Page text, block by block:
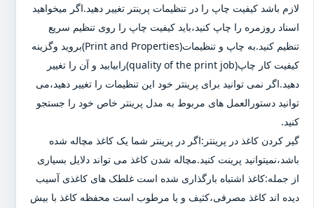
لازم باشد کیفیت چاپ را در تنظیمات پرینتر تغییر دهید.اگر میخواهید
اسناد روزمره را چاپ کنید،باید کیفیت چاپ را روی تنظیم سریع
تنظیم کنید.به چاپ و تنظیمات(Print and Properties)بروید وگزینه
کیفیت کار چاپ(quality of the print job)رابیابید و آن را تغییر
دهید.اگر نمی توانید برای پرینتر خود این تنظیمات را تغییر دهید،می
توانید دستورالعمل های مربوط به مدل پرینتر خاص خود را جستجو
کنید.
گیر کردن کاغذ در پرینتر:اگر در پرینتر شما یک کاغذ مچاله شده
باشد،نمیتوانید پرینت کنید.مچاله شدن کاغذ می تواند دلایل بسیاری
از جمله:کاغذ اشتباه بارگذاری شده است غلطک های کاغذی آسیب
دیده اند کاغذ مصرفی،کثیف و یا مرطوب است محفظه کاغذ با بیش